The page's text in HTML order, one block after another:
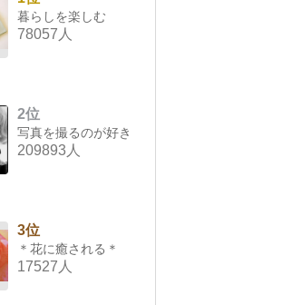
暮らしを楽しむ
78057人
2位
写真を撮るのが好き
209893人
3位
＊花に癒される＊
17527人